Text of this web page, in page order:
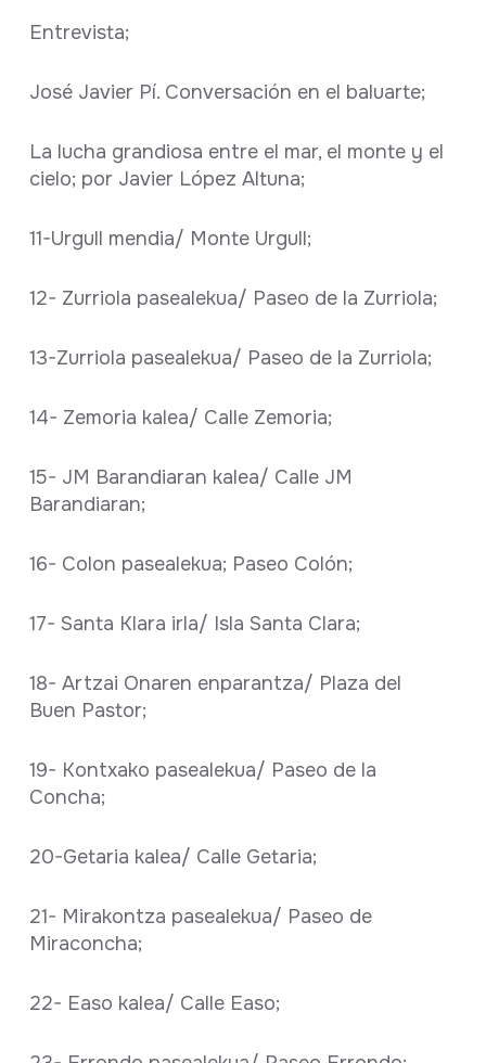
Entrevista;
José Javier Pí. Conversación en el baluarte;
La lucha grandiosa entre el mar, el monte y el
cielo; por Javier López Altuna;
11-Urgull mendia/ Monte Urgull;
12- Zurriola pasealekua/ Paseo de la Zurriola;
13-Zurriola pasealekua/ Paseo de la Zurriola;
14- Zemoria kalea/ Calle Zemoria;
15- JM Barandiaran kalea/ Calle JM
Barandiaran;
16- Colon pasealekua; Paseo Colón;
17- Santa Klara irla/ Isla Santa Clara;
18- Artzai Onaren enparantza/ Plaza del
Buen Pastor;
19- Kontxako pasealekua/ Paseo de la
Concha;
20-Getaria kalea/ Calle Getaria;
21- Mirakontza pasealekua/ Paseo de
Miraconcha;
22- Easo kalea/ Calle Easo;